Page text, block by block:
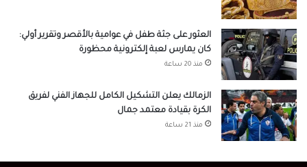
العثور على جثة طفل في عوامية بالأقصر وتقرير أولي:
كان يمارس لعبة إلكترونية محظورة
منذ 20 ساعة
الزمالك يعلن التشكيل الكامل للجهاز الفني لفريق
الكرة بقيادة معتمد جمال
منذ 21 ساعة